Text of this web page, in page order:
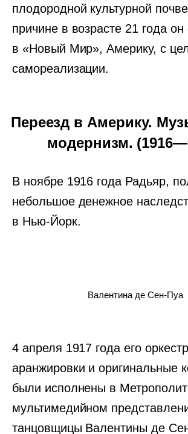
плодородной культурной
причине в возрасте 21 года он
в «Новый Мир», Америку, с
самореализации.
Переезд в Америку.
модернизм.
В ноябре 1916 года Радьяр,
небольшое денежное
в Нью-Йорк.
Валентина де Сен-Пуа
4 апреля 1917 года его
аранжировки и оригинальные
были исполнены в
мультимедийном
танцовщицы Валентины де